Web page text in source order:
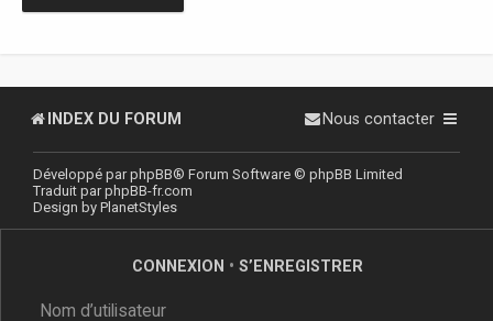
INDEX DU FORUM Nous contacter
Développé parphpBB® Forum Software © phpBB Limited
Traduit parphpBB-fr.com
Design by PlanetStyles
CONNEXION • S’ENREGISTRER